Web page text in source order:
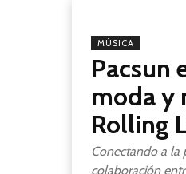
MÚSICA
Pacsun
moda y
Rolling
Conectando a la
colaboración